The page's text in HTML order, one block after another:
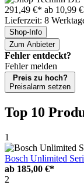
291,49 €* ab 10,99
Lieferzeit: 8
Shop-Info
Zum Anbieter
Fehler entdeckt?
Fehler melden
Preis zu hoch?
Preisalarm setzen
Top 10
1
Bosch Unlimited
ab 185,00 €*
2